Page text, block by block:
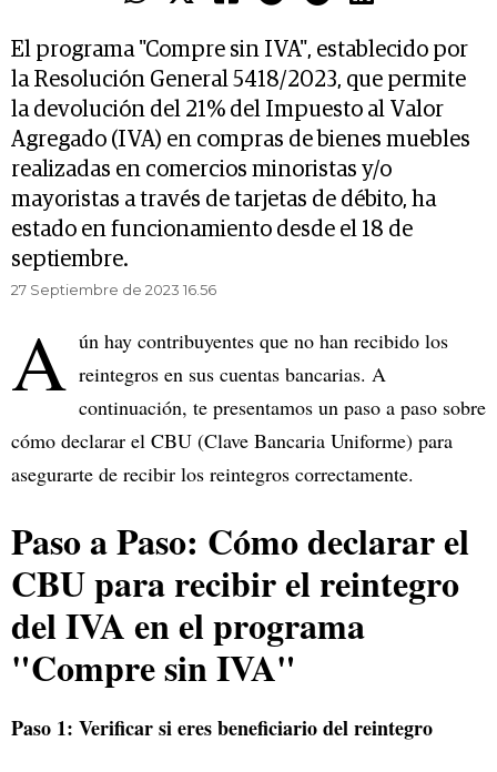
El programa "Compre sin IVA", establecido por
la Resolución General 5418/2023, que permite
la devolución del 21% del Impuesto al Valor
Agregado (IVA) en compras de bienes muebles
realizadas en comercios minoristas y/o
mayoristas a través de tarjetas de débito, ha
estado en funcionamiento desde el 18 de
septiembre.
27 Septiembre de 2023 16.56
A ún hay contribuyentes que no han recibido los
reintegros en sus cuentas bancarias. A
continuación, te presentamos un paso a paso sobre
cómo declarar el CBU (Clave Bancaria Uniforme) para
asegurarte de recibir los reintegros correctamente.
Paso a Paso: Cómo declarar el
CBU para recibir el reintegro
del IVA en el programa
"Compre sin IVA"
Paso 1: Verificar si eres beneficiario del reintegro